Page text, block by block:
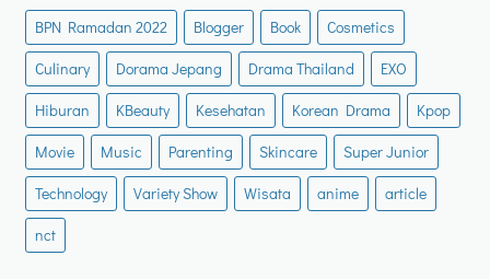
BPN Ramadan 2022 Blogger Book
Cosmetics
Culinary
Dorama Jepang Drama Thailand
EXO
Hiburan
KBeauty Kesehatan Korean Drama
Kpop
Movie
Music Parenting Skincare
Super Junior
Technology
Variety Show Wisata anime
article
nct